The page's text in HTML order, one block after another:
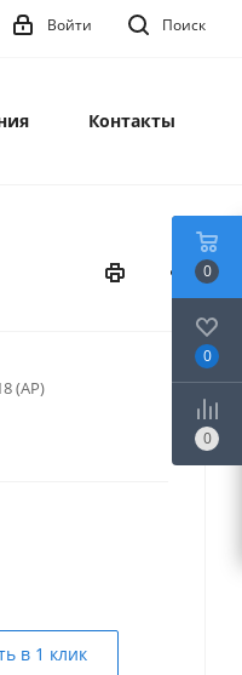
Поиск
Войти
Контакты
(AP)
в 1 клик
0
0
0